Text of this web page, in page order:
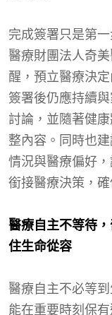
完成簽署只是第
醫療財團法人奇
醒，預立醫療決
簽署後仍應持續
討論，並隨著健
整內容。同時也
情況與醫療偏好
銜接醫療決策，
醫療自主不等待
住生命從容
醫療自主不必等
能在重要時刻保